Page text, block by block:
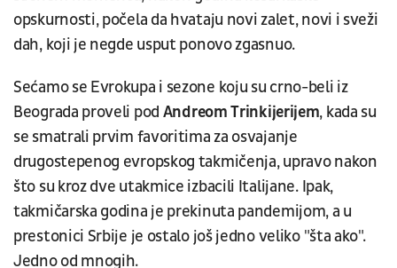
opskurnosti, počela da hvataju novi zalet, novi i sveži
dah, koji je negde usput ponovo zgasnuo.
Sećamo se Evrokupa i sezone koju su crno-beli iz
Beograda proveli pod Andreom Trinkijerijem, kada su
se smatrali prvim favoritima za osvajanje
drugostepenog evropskog takmičenja, upravo nakon
što su kroz dve utakmice izbacili Italijane. Ipak,
takmičarska godina je prekinuta pandemijom, a u
prestonici Srbije je ostalo još jedno veliko "šta ako".
Jedno od mnogih.